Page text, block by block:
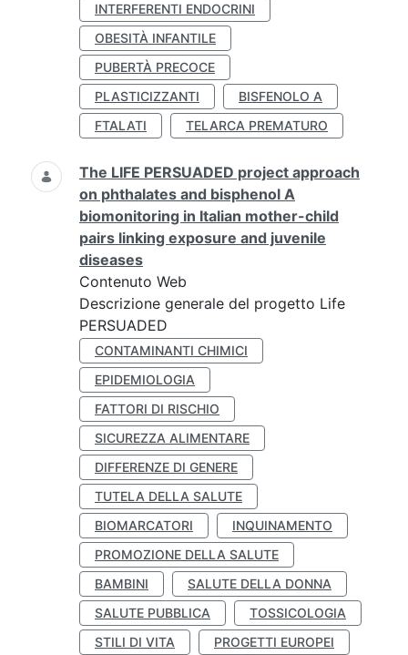
INTERFERENTI ENDOCRINI
OBESITÀ INFANTILE
PUBERTÀ PRECOCE
PLASTICIZZANTI
BISFENOLO A
FTALATI
TELARCA PREMATURO
The LIFE PERSUADED project approach
on phthalates and bisphenol A
biomonitoring in Italian mother-child
pairs linking exposure and juvenile
diseases
Contenuto Web
Descrizione generale del progetto Life
PERSUADED
CONTAMINANTI CHIMICI
EPIDEMIOLOGIA
FATTORI DI RISCHIO
SICUREZZA ALIMENTARE
DIFFERENZE DI GENERE
TUTELA DELLA SALUTE
BIOMARCATORI
INQUINAMENTO
PROMOZIONE DELLA SALUTE
BAMBINI
SALUTE DELLA DONNA
SALUTE PUBBLICA
TOSSICOLOGIA
STILI DI VITA
PROGETTI EUROPEI